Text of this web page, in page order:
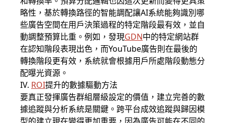
略性，基於轉換路徑的智能調配讓AI系統能夠識別哪
些廣告空間在用戶決策過程的特定階段最有效，並自
動調整預算比重。例如，發現GDN中的特定網站群
在認知階段表現出色，而YouTube廣告則在最後的
轉換階段更有效，系統就會根據用戶所處階段動態分
配曝光資源。
IV. ROI提升的數據驅動方法
要真正發揮廣告群組層級設定的價值，建立完善的數
據追蹤與分析系統是關鍵。跨平台成效追蹤與歸因模